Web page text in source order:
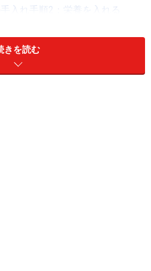
入れ手順2：栄養を入れる
入れは短時間で一目瞭然！
きを読む